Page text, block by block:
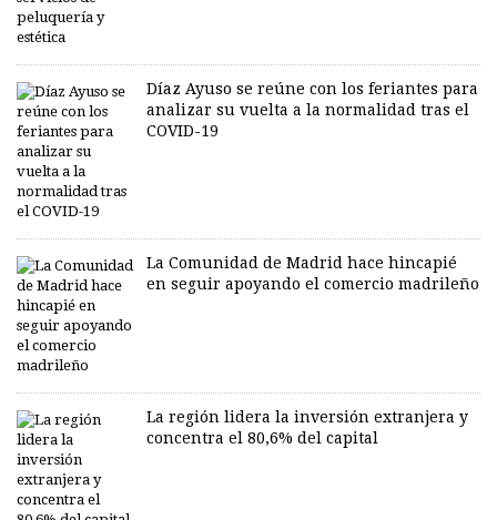
Díaz Ayuso se reúne con los feriantes para
analizar su vuelta a la normalidad tras el
COVID-19
La Comunidad de Madrid hace hincapié
en seguir apoyando el comercio madrileño
La región lidera la inversión extranjera y
concentra el 80,6% del capital